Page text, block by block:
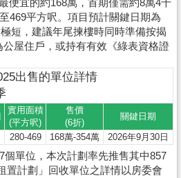
便宜的約168萬，首期僅需約8萬4千
469平方呎。項目預計關鍵日期為
短，建議年尾揀樓時同時準備按揭
屋住戶，或持有有效《綠表資格證
出售的單位詳情
實用面積
(平方呎)
售價
(6折)
關鍵日期
280-469 168萬-354萬 2026年9月30日
個單位，本次計劃率先推售其中857
置計劃」回收單位之詳情以房委會